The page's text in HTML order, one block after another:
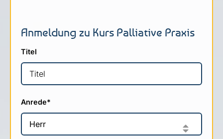
Anmeldung zu Kurs Palliative Praxis
Titel
Anrede*